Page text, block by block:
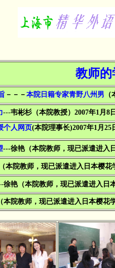
教师的
－－－ 本院日籍专家青野八州男
---韦彬杉（本院教授）2007年1月8
个人网页(本院理事长)2007年1月25
---徐艳（本院教师，现已派遣进入
本院教师，现已派遣进入日本樱花
徐艳（本院教师，现已派遣进入日
本院教师，现已派遣进入日本樱花